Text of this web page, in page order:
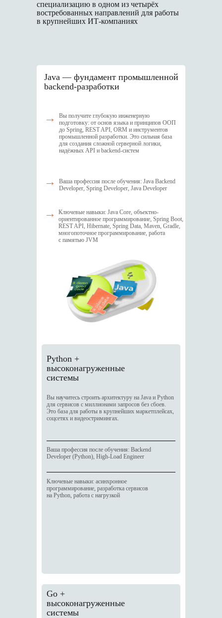
специализацию в одном из четырёх
востребованных направлений для работы
в крупнейших ИТ-компаниях
Вы получите глубокую инженерную
подготовку: от основ языка и принципов ООП
до Spring, REST API, ORM и инструментов
промышленной разработки. Это сильная база
для создания сложной серверной логики,
надёжных API и backend-систем
J ava — фундамент промышленной
backend-разработки
→
Ваша профессия после обучения: Java Backend
Developer, Spring Developer, Java Developer
→
Ключевые навыки: Java Core, объектно-
ориентированное программирование, Spring Boot,
REST API, Hibernate, Spring Data, Maven, Gradle,
многопоточное программирование, работа
с памятью JVM
→
Вы научитесь строить архитектуру на Java и Python
для сервисов с миллионами запросов без сбоев.
Это база для работы в крупнейших маркетплейсах,
соцсетях и видеостримингах.
Ваша профессия после обучения: Backend
Developer (Python), High-Load Engineer
Ключевые навыки: асинхронное
программирование, разработка сервисов
на Python, работа с нагрузкой
Python +
высоконагруженные
системы
Go +
высоконагруженные
системы